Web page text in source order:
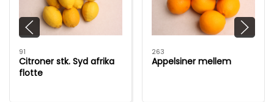
91
Citroner stk. Syd afrika
flotte
263
Appelsiner mellem